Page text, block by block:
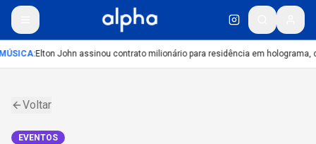
:Elton John assinou contrato milionário para residência em holograma,
Voltar
EVENTOS